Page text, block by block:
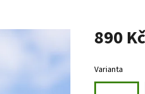
890 Kč
cena:
Varianta